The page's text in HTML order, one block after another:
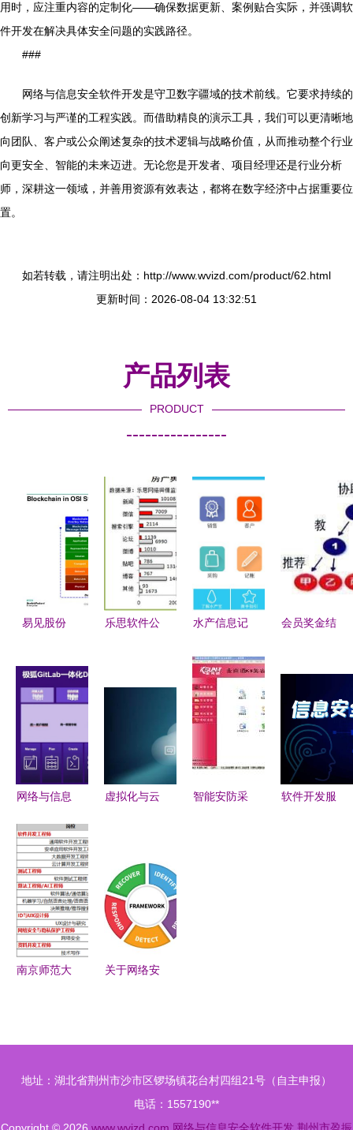
用时，应注重内容的定制化——确保数据更新、案例贴合实际，并强调软
件开发在解决具体安全问题的实践路径。
###
网络与信息安全软件开发是守卫数字疆域的技术前线。它要求持续的
创新学习与严谨的工程实践。而借助精良的演示工具，我们可以更清晰地
向团队、客户或公众阐述复杂的技术逻辑与战略价值，从而推动整个行业
向更安全、智能的未来迈进。无论您是开发者、项目经理还是行业分析
师，深耕这一领域，并善用资源有效表达，都将在数字经济中占据重要位
置。
如若转载，请注明出处：http://www.wvizd.com/product/62.html
更新时间：2026-08-04 13:32:51
产品列表
PRODUCT
----------------
易见股份
深度解析
网络与信息
潜力股？
乐思软件公
业舆情周报
水产信息记
开发历程及
相关文档流
程解析
会员奖金结
开发,网站
建设,网络
推广
网络与信息
发 筑牢数
字时代的防
护墙
虚拟化与云
开发中的虚
实相生之道
智能安防采
软件开发服
南京师范大
件的创新与
关于网络安
地址：湖北省荆州市沙市区锣场镇花台村四组21号（自主申报）
电话：1557190**